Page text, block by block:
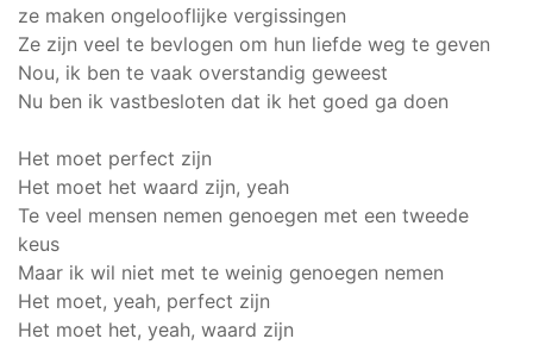
ze maken ongelooflijke vergissingen
Ze zijn veel te bevlogen om hun liefde weg te geven
Nou, ik ben te vaak overstandig geweest
Nu ben ik vastbesloten dat ik het goed ga doen
Het moet perfect zijn
Het moet het waard zijn, yeah
Te veel mensen nemen genoegen met een tweede
keus
Maar ik wil niet met te weinig genoegen nemen
Het moet, yeah, perfect zijn
Het moet het, yeah, waard zijn